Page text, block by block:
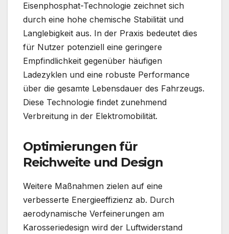
Eisenphosphat-Technologie zeichnet sich
durch eine hohe chemische Stabilität und
Langlebigkeit aus. In der Praxis bedeutet dies
für Nutzer potenziell eine geringere
Empfindlichkeit gegenüber häufigen
Ladezyklen und eine robuste Performance
über die gesamte Lebensdauer des Fahrzeugs.
Diese Technologie findet zunehmend
Verbreitung in der Elektromobilität.
Optimierungen für
Reichweite und Design
Weitere Maßnahmen zielen auf eine
verbesserte Energieeffizienz ab. Durch
aerodynamische Verfeinerungen am
Karosseriedesign wird der Luftwiderstand